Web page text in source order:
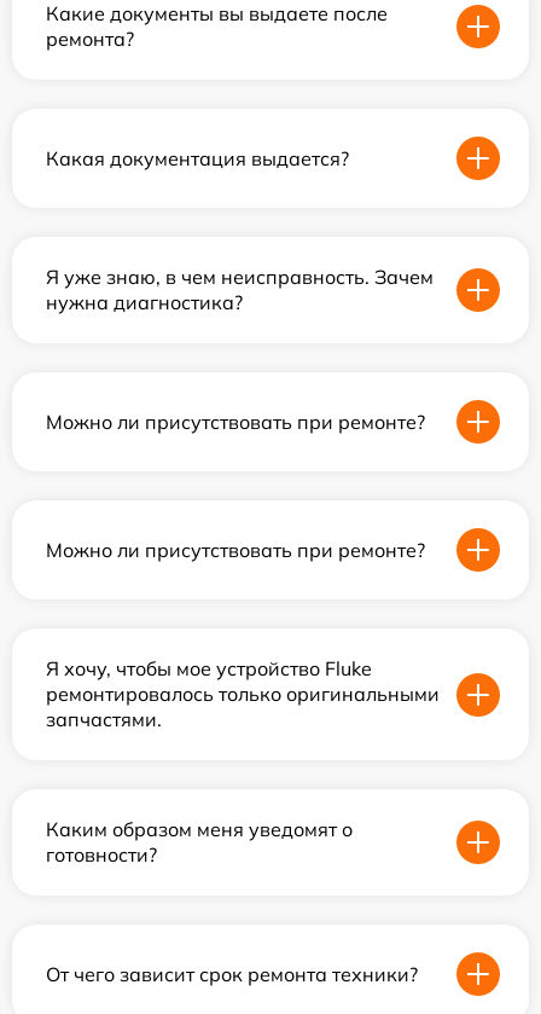
Какие документы вы выдаете после
ремонта?
Какая документация выдается?
Я уже знаю, в чем неисправность. Зачем
нужна диагностика?
Можно ли присутствовать при ремонте?
Можно ли присутствовать при ремонте?
Я хочу, чтобы мое устройство Fluke
ремонтировалось только оригинальными
запчастями.
Каким образом меня уведомят о
готовности?
От чего зависит срок ремонта техники?